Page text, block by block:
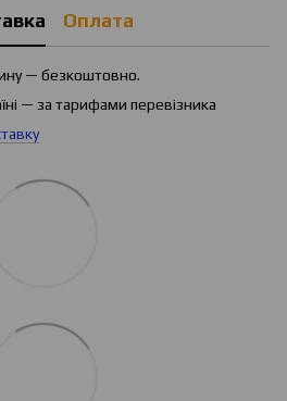
Оплата
— безкоштовно.
— за тарифами перевізника